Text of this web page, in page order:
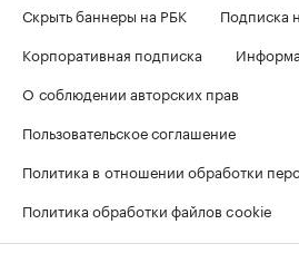
Скрыть баннеры на РБК
Подписка
Корпоративная подписка
О соблюдении авторских прав
Пользовательское соглашение
Политика в отношении обработки
Политика обработки файлов cookie